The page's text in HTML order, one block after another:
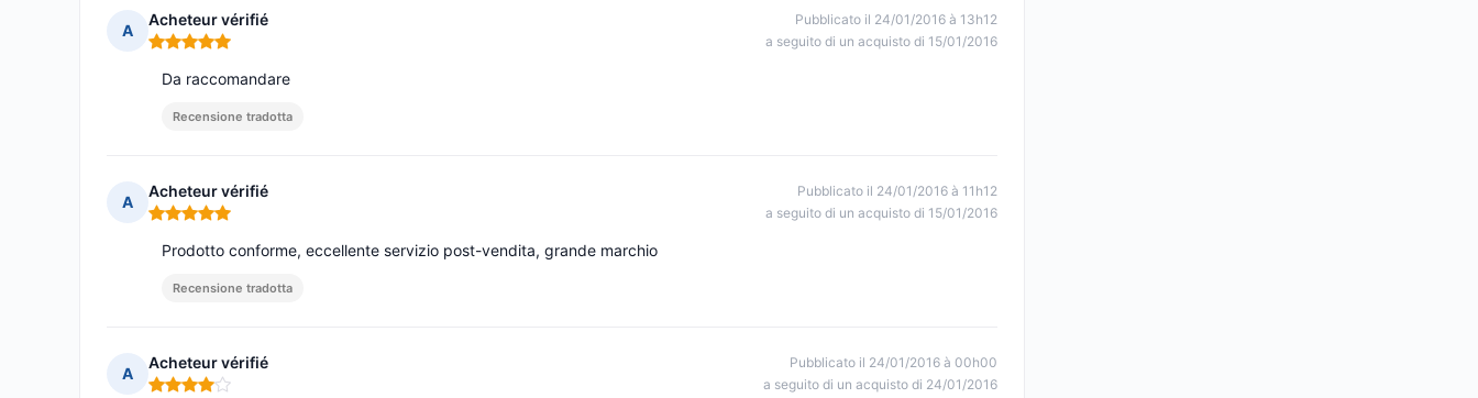
A
Acheteur vérifié
Nota: 5 su 5
Pubblicato il 24/01/2016 à 13h12
a seguito di un acquisto di 15/01/2016
Da raccomandare
Recensione tradotta
A
Acheteur vérifié
Nota: 5 su 5
Pubblicato il 24/01/2016 à 11h12
a seguito di un acquisto di 15/01/2016
Prodotto conforme, eccellente servizio post-vendita, grande marchio
Recensione tradotta
A
Acheteur vérifié
Nota: 4 su 5
Pubblicato il 24/01/2016 à 00h00
a seguito di un acquisto di 24/01/2016